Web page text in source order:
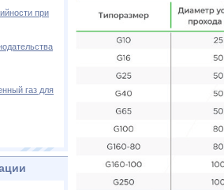
при
газ для